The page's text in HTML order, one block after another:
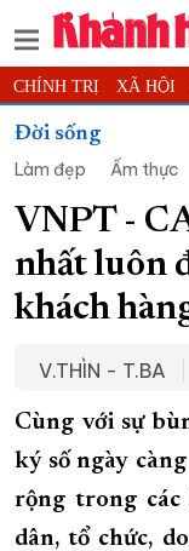
CHÍNH TRỊ XÃ HỘI
THỂ THAO
KHOA HỌC - CÔNG
THẾ GIỚI
PODCAST THÔNG
QUY HOẠCH TỈNH
CHUNG TAY CẢI
XÂY DỰNG NÔNG
TÀU - XE - MÁY BAY
KỶ NIỆM 370 NĂM
KHOẢNH KHẮC ĐẸP
Đời sống
Làm đẹp
Ẩm thực
VNPT -
nhất luôn
khách
V.THÌN - T.BA
Cùng với sự
ký số ngày
rộng trong các
dân, tổ chức,